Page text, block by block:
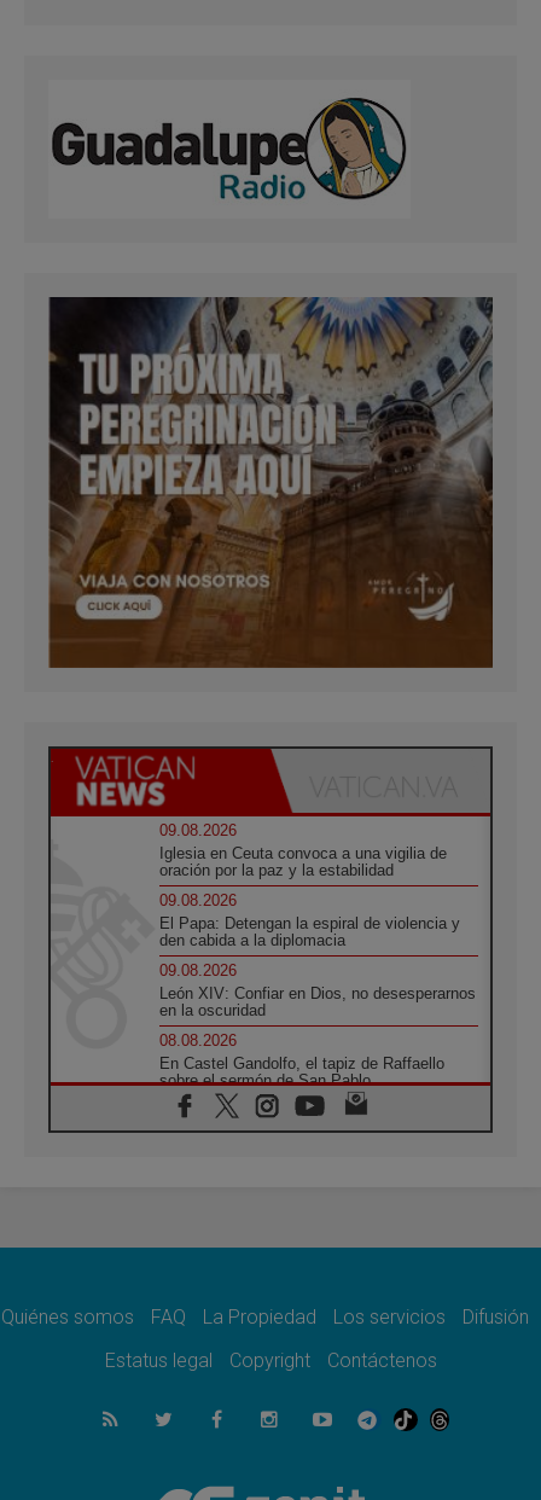
09.08.2026
Iglesia en Ceuta convoca a una vigilia de
oración por la paz y la estabilidad
09.08.2026
El Papa: Detengan la espiral de violencia y
den cabida a la diplomacia
09.08.2026
León XIV: Confiar en Dios, no desesperarnos
en la oscuridad
08.08.2026
En Castel Gandolfo, el tapiz de Raffaello
sobre el sermón de San Pablo
08.08.2026
En Colombia, «la paz no se compra con una
08.08.2026
08.08.2026
del Buen Consejo de Genazzano
Filipinas: el Vicariato Apostólico de Calapán
se convierte en diócesis
Honduras: Los desplazados invisibles de una
Quiénes somos FAQ La Propiedad Los servicios
Difusión
Estatus legal
Copyright Contáctenos